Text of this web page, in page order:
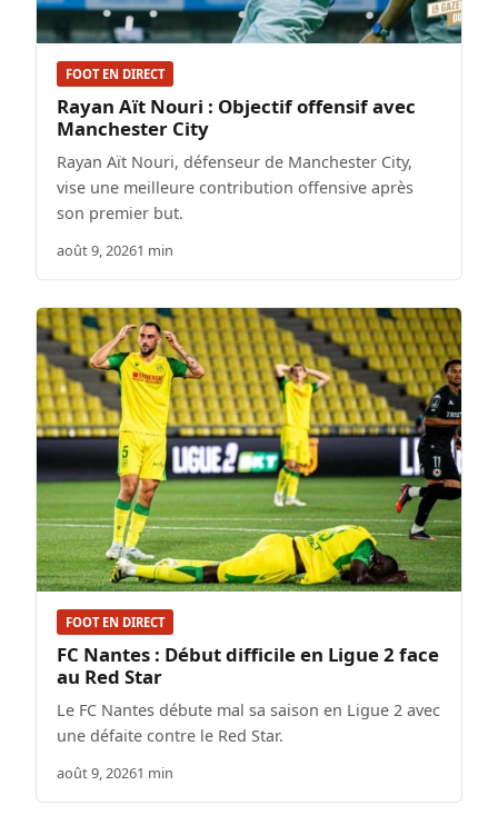
FOOT EN DIRECT
Rayan Aït Nouri : Objectif offensif avec
Manchester City
Rayan Aït Nouri, défenseur de Manchester City,
vise une meilleure contribution offensive après
son premier but.
août 9, 20261 min
FOOT EN DIRECT
FC Nantes : Début difficile en Ligue 2 face
au Red Star
Le FC Nantes débute mal sa saison en Ligue 2 avec
une défaite contre le Red Star.
août 9, 20261 min